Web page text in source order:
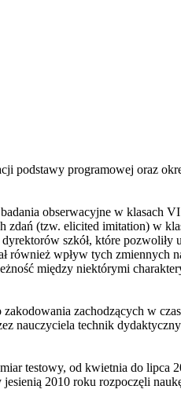
podstawy programowej oraz
obserwacyjne w klasach VI.
zdań (tzw. elicited imitation) w
szkół, które pozwoliły
również wpływ tych zmiennych
między niektórymi
zachodzących w
nauczyciela technik
testowy, od kwietnia do lipca
2010 roku rozpoczęli